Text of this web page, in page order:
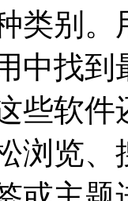
类别。
中找到
些软件
浏览、